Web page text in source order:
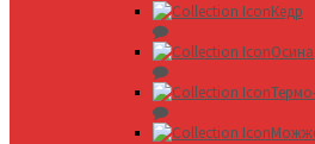
Кедр
Осина